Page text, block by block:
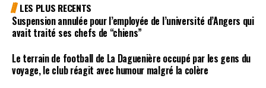
LES PLUS RECENTS
Suspension annulée pour l’employée de l’université d’Angers qui
avait traité ses chefs de “chiens”
Le terrain de football de La Daguenière occupé par les gens du
voyage, le club réagit avec humour malgré la colère